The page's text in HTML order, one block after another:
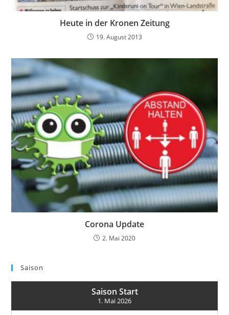
Heute in der Kronen Zeitung
19. August 2013
Corona Update
2. Mai 2020
Saison
Saison Start
1. Mai 2026